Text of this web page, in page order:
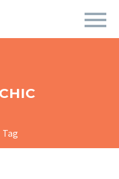
Tag